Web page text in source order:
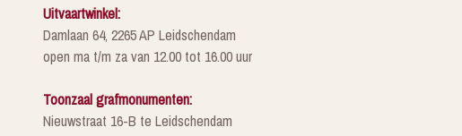
Uitvaartwinkel:
Damlaan 64, 2265 AP Leidschendam
open ma t/m za van 12.00 tot 16.00 uur
Toonzaal grafmonumenten:
Nieuwstraat 16-B te Leidschendam